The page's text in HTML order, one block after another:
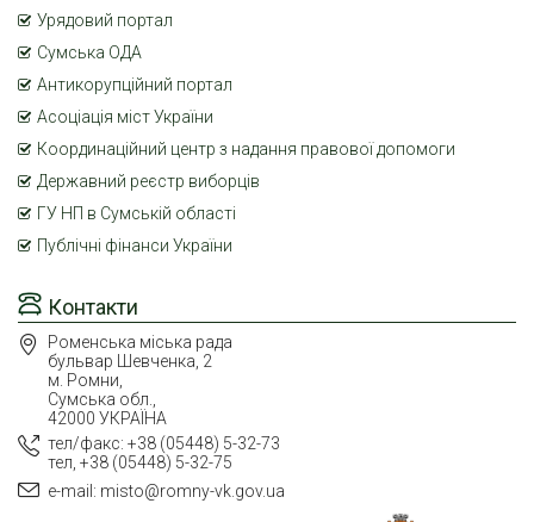
Контакти
Роменська міська рада
бульвар Шевченка, 2
м. Ромни,
Сумська обл.,
42000 УКРАЇНА
тел/факс: +38 (05448) 5-32-73
тел, +38 (05448) 5-32-75
e-mail: misto@romny-vk.gov.ua
Урядовий портал
Сумська ОДА
Антикорупційний портал
Асоціація міст України
Координаційний центр з надання правової допомоги
Державний реєстр виборців
ГУ НП в Сумській області
Публічні фінанси України